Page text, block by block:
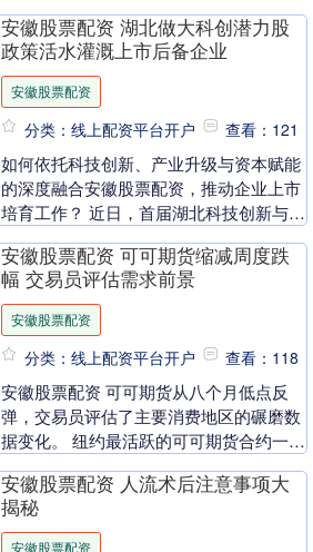
股票配资，....
安徽股票配资 湖北做大科创潜力股
政策活水灌溉上市后备企业
安徽股票配资
分类：线上配资平台开户 查看：121
如何依托科技创新、产业升级与资本赋能
的深度融合安徽股票配资，推动企业上市
培育工作？ 近日，首届湖北科技创新与产
金融管理局总会....
安徽股票配资 可可期货缩减周度跌
幅 交易员评估需求前景
安徽股票配资
分类：线上配资平台开户 查看：118
安徽股票配资 可可期货从八个月低点反
弹，交易员评估了主要消费地区的碾磨数
据变化。 纽约最活跃的可可期货合约一度
周的跌幅....
安徽股票配资 人流术后注意事项大
揭秘
安徽股票配资